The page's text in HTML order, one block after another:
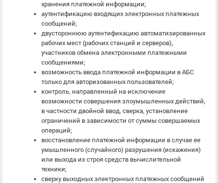
хранения платежной информации;
аутентификацию входящих электронных платежных
сообщений;
двустороннюю аутентификацию автоматизированных
рабочих мест (рабочих станций и серверов),
участников обмена электронными платежными
сообщениями;
возможность ввода платежной информации в АБС
только для авторизованных пользователей;
контроль, направленный на исключение
возможности совершения злоумышленных действий,
в частности двойной ввод, сверка, установление
ограничений в зависимости от суммы совершаемых
операций;
восстановление платежной информации в случае ее
умышленного (случайного) разрушения (искажения)
или выхода из строя средств вычислительной
техники;
сверку выходных электронных платежных сообщений